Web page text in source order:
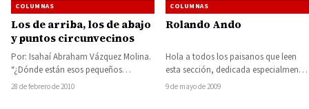
COLUMNAS
Los de arriba, los de abajo
y puntos circunvecinos
Por: Isahaí Abraham Vázquez Molina.
“¿Dónde están esos pequeños
suspiritos azules?”. Gargamel Antes de
28 de febrero de 2010
COLUMNAS
Rolando Ando
Hola a todos los paisanos que leen
esta sección, dedicada especialmente
para la raza joven de esta linda…
9 de mayo de 2009